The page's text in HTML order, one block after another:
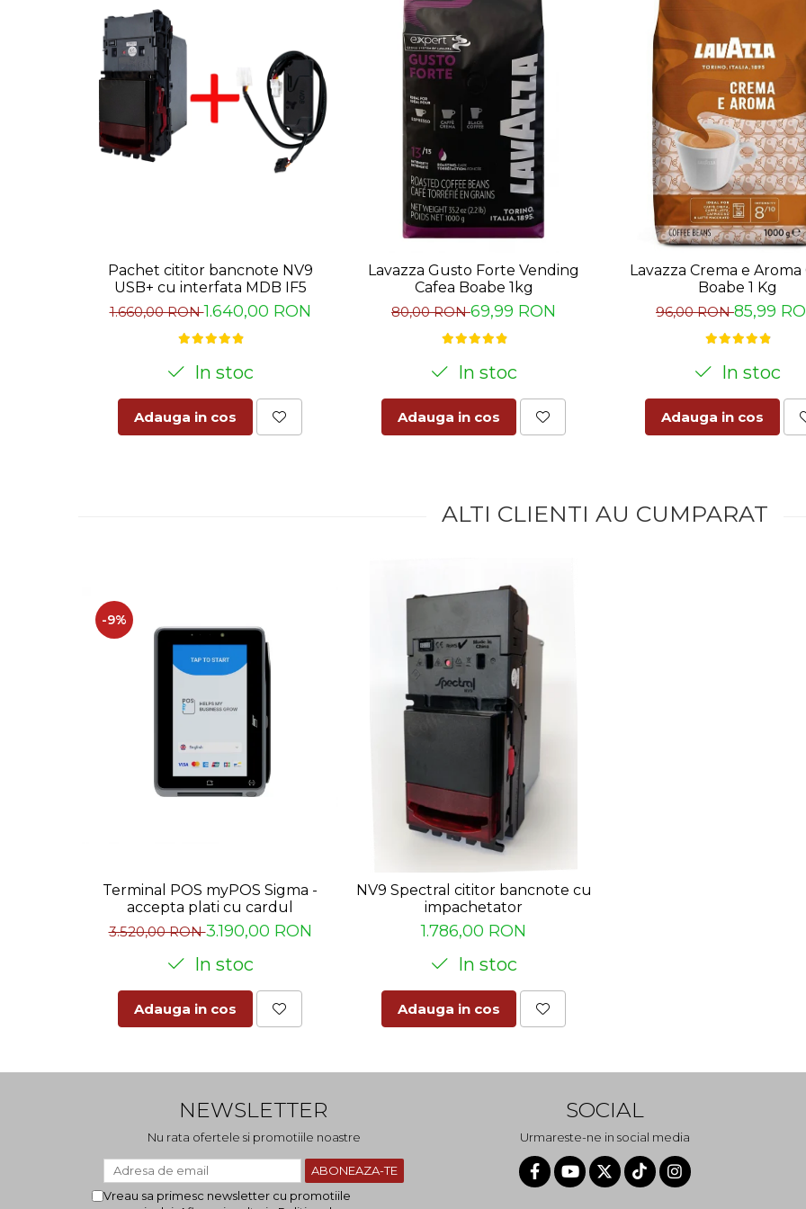
- Cont de comerciant pe platforma myPOS gratuit
- Card business VISA și cont cu IBAN gratuit
- Asistența telefonica L-V între 8-17 gratuită
- Comision de doar
1.45% sau minim 0.10 lei/tranzacție
Pachetul myPOS mini conține:
Terminalul de plată POS cu afișaj color
Suportul de prindere al dispozitivului pentru aparatul vending
Mai multe detalii aici:https://www.coffeepoint.ro/terminale-pos-mypos
Pachet cititor bancnote NV9
USB+ cu interfata MDB IF5
1.660,00 RON1.640,00 RON
In stoc
Adauga in cos
Lavazza Gusto Forte Vending
Cafea Boabe 1kg
80,00 RON69,99 RON
In stoc
Adauga in cos
Lavazza Crema e Aroma
Boabe 1 Kg
96,00 RON85,99
In stoc
Adauga in cos
ALTI CLIENTI AU CUMPARAT
-9%
Terminal POS myPOS Sigma -
accepta plati cu cardul
3.520,00 RON3.190,00 RON
In stoc
Adauga in cos
NV9 Spectral cititor bancnote cu
impachetator
1.786,00 RON
In stoc
Adauga in cos
NEWSLETTER
Nu rata ofertele si promotiile noastre
Vreau sa primesc newsletter cu promotiile
SOCIAL
Urmareste-ne in social media